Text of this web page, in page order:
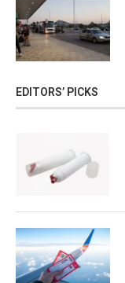
EDITORS’ PICKS